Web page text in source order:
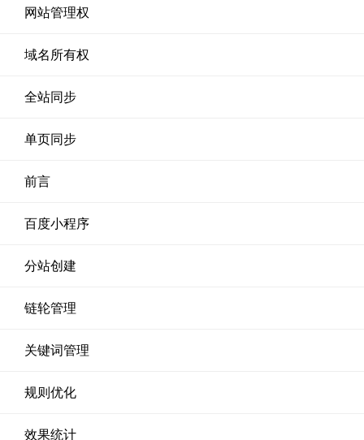
网站管理权
域名所有权
全站同步
单页同步
前言
百度小程序
分站创建
链轮管理
关键词管理
规则优化
效果统计